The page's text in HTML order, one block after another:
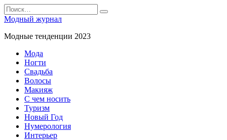
Перейти
к
содержанию
Search
for:
Модный журнал
Модные тенденции 2023
Мода
Ногти
Свадьба
Волосы
Макияж
С чем носить
Туризм
Новый Год
Нумерология
Интерьер